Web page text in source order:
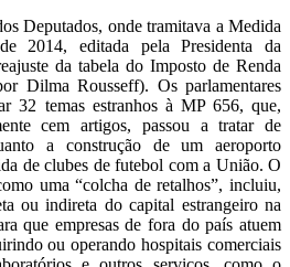
Deputados, onde tramitava a Medida
2014, editada pela Presidenta da
da tabela do Imposto de Renda
Dilma Rousseff). Os parlamentares
32 temas estranhos à MP 656, que,
cem artigos, passou a tratar de
a construção de um aeroporto
de clubes de futebol com a União. O
uma “colcha de retalhos”, incluiu,
ou indireta do capital estrangeiro na
que empresas de fora do país atuem
ou operando hospitais comerciais